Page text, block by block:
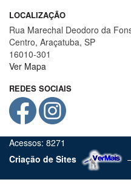
LOCALIZAÇÃO
Rua Marechal Deodoro da
Centro, Araçatuba, SP
16010-301
Ver Mapa
REDES SOCIAIS
Acessos: 8271
Criação de Sites